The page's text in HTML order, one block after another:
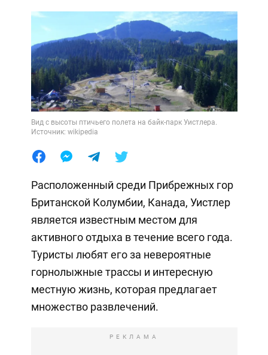
Вид с высоты птичьего полета на байк-парк Уистлера.
Источник: wikipedia
Расположенный среди Прибрежных гор
Британской Колумбии, Канада, Уистлер
является известным местом для
активного отдыха в течение всего года.
Туристы любят его за невероятные
горнолыжные трассы и интересную
местную жизнь, которая предлагает
множество развлечений.
РЕКЛАМА